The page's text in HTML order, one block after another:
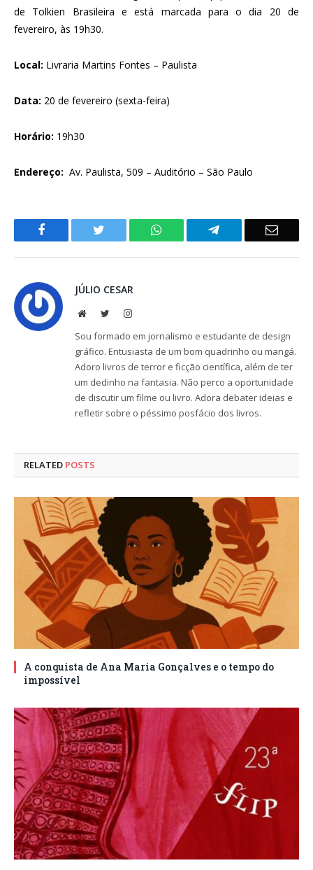
de Tolkien Brasileira e está marcada para o dia 20 de
fevereiro, às 19h30.
Local: Livraria Martins Fontes – Paulista
Data: 20 de fevereiro (sexta-feira)
Horário: 19h30
Endereço: Av. Paulista, 509 – Auditório – São Paulo
Facebook WhatsApp Telegram Email
JÚLIO CESAR
WebsiteTwitterInstagram
Sou formado em jornalismo e estudante de design
gráfico. Entusiasta de um bom quadrinho ou mangá.
Adoro livros de terror e ficção científica, além de ter
um dedinho na fantasia. Não perco a oportunidade
de discutir um filme ou livro. Adora debater ideias e
refletir sobre o péssimo posfácio dos livros.
RELATED POSTS
A conquista de Ana Maria Gonçalves e o tempo do
impossível